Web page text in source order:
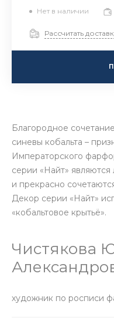
Нет в наличии
Рассчитать
Благородное
синевы кобальта –
Императорского
серии «Найт»
и прекрасно
Декор серии «Найт»
«кобальтовое крытьё».
Чистякова
художник по росписи